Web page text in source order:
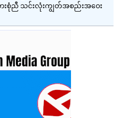
စုံညီ သင်းလုံးကျွတ်အစည်းအဝေး